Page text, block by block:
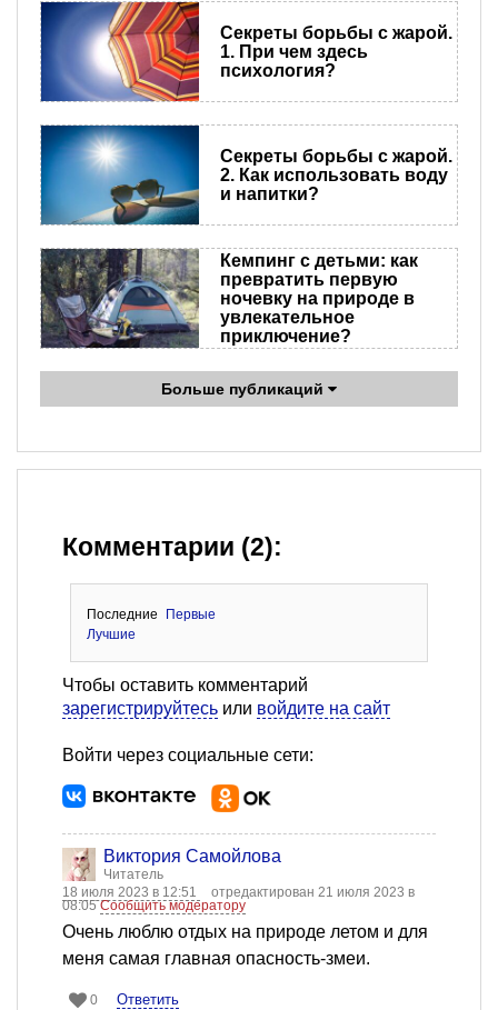
Секреты борьбы с жарой.
1. При чем здесь
психология?
Секреты борьбы с жарой.
2. Как использовать воду
и напитки?
Кемпинг с детьми: как
превратить первую
ночевку на природе в
увлекательное
приключение?
Больше публикаций
Комментарии (2):
Последние
Первые
Лучшие
Чтобы оставить комментарий
зарегистрируйтесь или войдите на сайт
Войти через социальные сети:
Виктория Самойлова
Читатель
18 июля 2023 в 12:51
отредактирован 21 июля 2023 в
08:05Сообщить модератору
Очень люблю отдых на природе летом и для
меня самая главная опасность-змеи.
0 Ответить